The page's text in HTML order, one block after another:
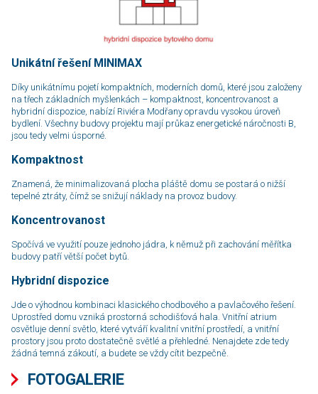
Unikátní řešení MINIMAX
Díky unikátnímu pojetí kompaktních, moderních domů, které jsou založeny
na třech zá­klad­ních myšlenkách – kompaktnost, koncentrovanost a
hybridní dispozice, nabízí Riviéra Modřany opravdu vysokou úroveň
bydlení. Všechny budovy projektu mají průkaz energetické náročnosti B,
jsou tedy velmi úsporné.
Kompaktnost
Znamená, že minimalizovaná plocha pláště domu se postará o nižší
tepelné ztráty, čímž se snižují náklady na provoz budovy.
Koncentrovanost
Spočívá ve využití pouze jednoho jádra, k němuž při zachování měřítka
budovy patří větší počet bytů.
Hybridní dispozice
Jde o výhodnou kombinaci klasického chodbového a pavlačového řešení.
Uprostřed domu vzniká prostorná schodišťová hala. Vnitřní atrium
osvětluje denní světlo, které vytváří kvalitní vnitřní prostředí, a vnitřní
prostory jsou proto dostatečně světlé a pře­hled­né. Nenajdete zde tedy
žádná temná zákoutí, a budete se vždy cítit bezpečně.
FOTOGALERIE